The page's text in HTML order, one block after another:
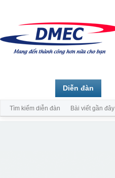
Diễn đàn
Tìm kiếm diễn đàn Bài viết gần đây